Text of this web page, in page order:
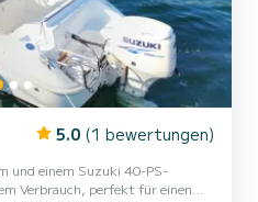
5.0 (1 bewertungen)
und einem Suzuki 40-PS-
Verbrauch, perfekt für einen